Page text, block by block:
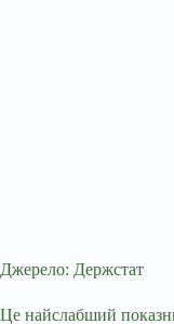
Джерело: Держстат
Це найслабший